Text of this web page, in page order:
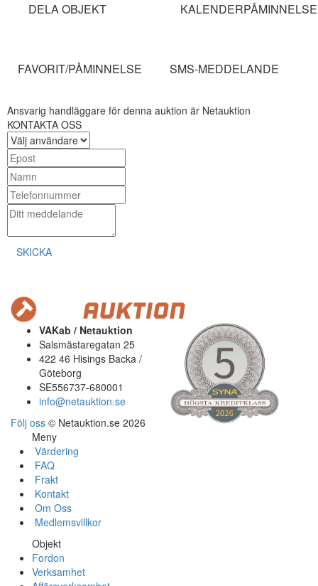
DELA OBJEKT KALENDERPÅMINNELSE
FAVORIT/PÅMINNELSE SMS-MEDDELANDE
Ansvarig handläggare för denna auktion är Netauktion
KONTAKTA OSS
SKICKA
VAKab / Netauktion
Salsmästaregatan 25
422 46 Hisings Backa /
Göteborg
SE556737-680001
info@netauktion.se
Följ oss © Netauktion.se 2026
Meny
Värdering
FAQ
Frakt
Kontakt
Om Oss
Medlemsvillkor
Objekt
Fordon
Verksamhet